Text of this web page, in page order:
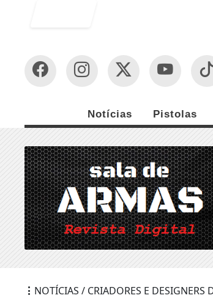
Notícias Pistolas
NOTÍCIAS / CRIADORES E DESIGNERS